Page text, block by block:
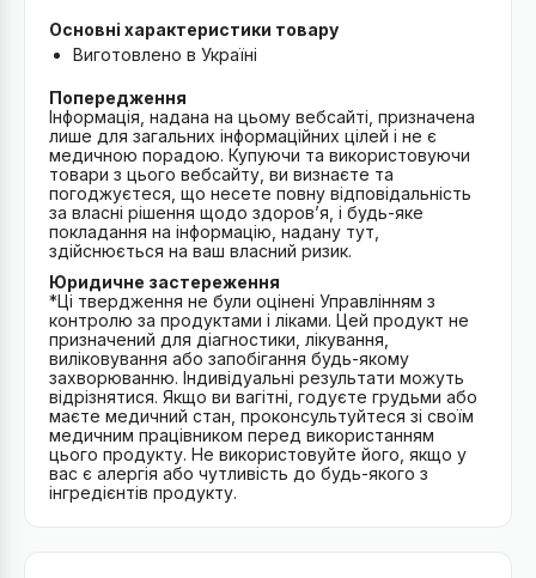
Основні характеристики товару
Виготовлено в Україні
Попередження
Інформація, надана на цьому вебсайті, призначена
лише для загальних інформаційних цілей і не є
медичною порадою. Купуючи та використовуючи
товари з цього вебсайту, ви визнаєте та
погоджуєтеся, що несете повну відповідальність
за власні рішення щодо здоров’я, і будь-яке
покладання на інформацію, надану тут,
здійснюється на ваш власний ризик.
Юридичне застереження
*Ці твердження не були оцінені Управлінням з
контролю за продуктами і ліками. Цей продукт не
призначений для діагностики, лікування,
виліковування або запобігання будь-якому
захворюванню. Індивідуальні результати можуть
відрізнятися. Якщо ви вагітні, годуєте грудьми або
маєте медичний стан, проконсультуйтеся зі своїм
медичним працівником перед використанням
цього продукту. Не використовуйте його, якщо у
вас є алергія або чутливість до будь-якого з
інгредієнтів продукту.